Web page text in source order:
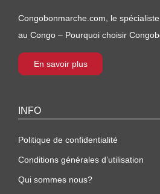
Congobonmarche.com, le
au Congo – Pourquoi choisir
En savoir plus
INFO
Politique de confidentialité
Conditions générales d’utilisation
Qui sommes nous?